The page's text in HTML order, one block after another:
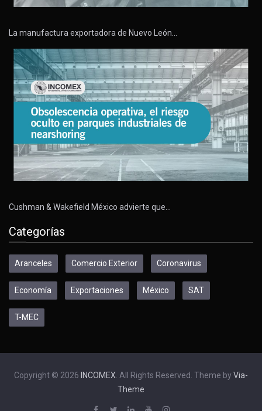
La manufactura exportadora de Nuevo León…
Cushman & Wakefield México advierte que…
Categorías
Aranceles Comercio Exterior Coronavirus
Economía Exportaciones México SAT
T-MEC
Copyright © 2026 INCOMEX . All Rights Reserved. Theme by Via-
Theme